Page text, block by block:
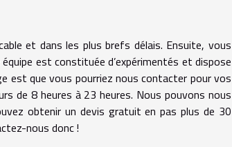
et dans les plus brefs délais. Ensuite, vous
est constituée d’expérimentés et dispose
est que vous pourriez nous contacter pour vos
de 8 heures à 23 heures. Nous pouvons nous
obtenir un devis gratuit en pas plus de 30
nous donc !